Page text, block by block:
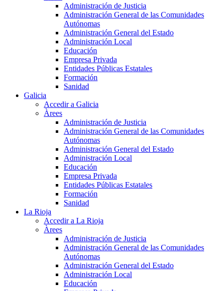
Administración de Justicia
Administración General de las Comunidades
Autónomas
Administración General del Estado
Administración Local
Educación
Empresa Privada
Entidades Públicas Estatales
Formación
Sanidad
Galicia
Accedir a Galicia
Àrees
Administración de Justicia
Administración General de las Comunidades
Autónomas
Administración General del Estado
Administración Local
Educación
Empresa Privada
Entidades Públicas Estatales
Formación
Sanidad
La Rioja
Accedir a La Rioja
Àrees
Administración de Justicia
Administración General de las Comunidades
Autónomas
Administración General del Estado
Administración Local
Educación